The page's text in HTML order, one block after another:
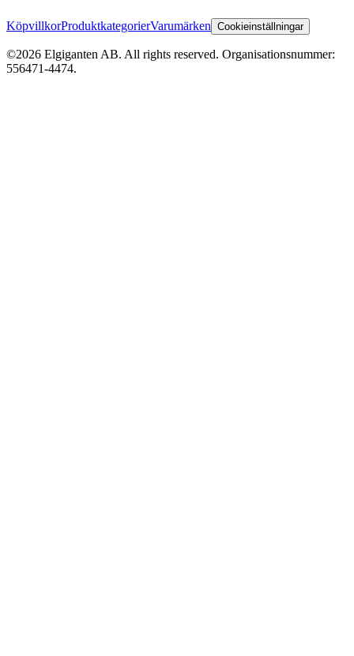
KöpvillkorProduktkategorierVarumärken Cookieinställningar
©2026 Elgiganten AB. All rights reserved. Organisationsnummer:
556471-4474.